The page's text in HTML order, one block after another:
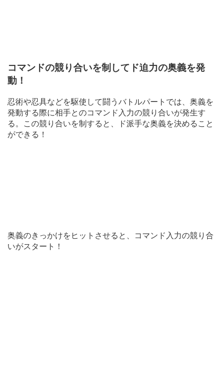
コマンドの競り合いを制してド迫力の奥義を発
動！
忍術や忍具などを駆使して闘うバトルパートでは、奥義を
発動する際に相手とのコマンド入力の競り合いが発生す
る。この競り合いを制すると、ド派手な奥義を決めること
ができる！
奥義のきっかけをヒットさせると、コマンド入力の競り合
いがスタート！